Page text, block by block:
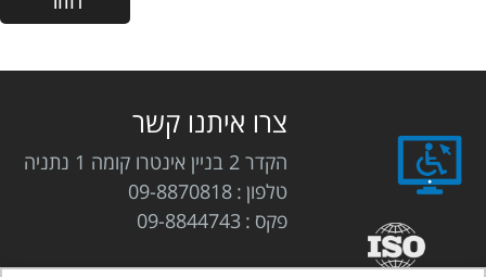
צרו איתנו קשר
הקדר 2 בניין אינטרו קומה 1 נתניה
טלפון 09-8870818
פקס 09-8844743